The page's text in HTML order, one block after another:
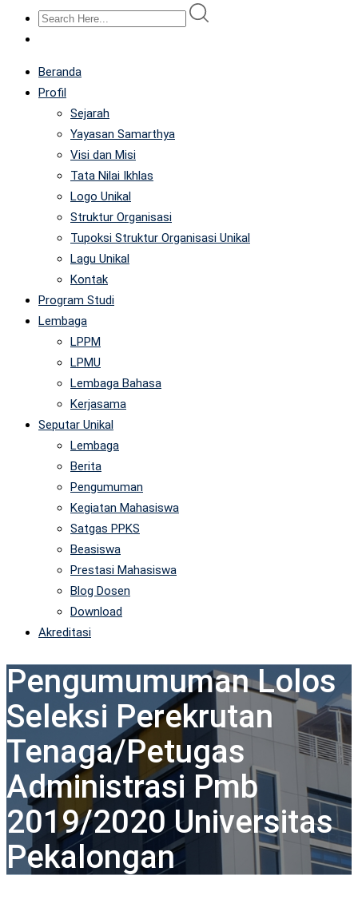
Beranda
Profil
Sejarah
Yayasan Samarthya
Visi dan Misi
Tata Nilai Ikhlas
Logo Unikal
Struktur Organisasi
Tupoksi Struktur Organisasi Unikal
Lagu Unikal
Kontak
Program Studi
Lembaga
LPPM
LPMU
Lembaga Bahasa
Kerjasama
Seputar Unikal
Lembaga
Berita
Pengumuman
Kegiatan Mahasiswa
Satgas PPKS
Beasiswa
Prestasi Mahasiswa
Blog Dosen
Download
Akreditasi
Pengumumuman Lolos
Seleksi Perekrutan
Tenaga/Petugas
Administrasi Pmb
2019/2020 Universitas
Pekalongan